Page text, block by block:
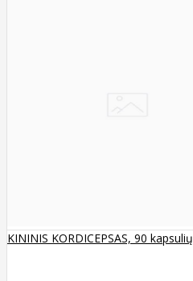
KININIS KORDICEPSAS, 90 kapsulių